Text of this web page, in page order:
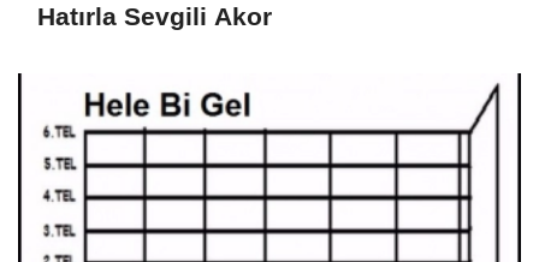
Hatırla Sevgili Akor